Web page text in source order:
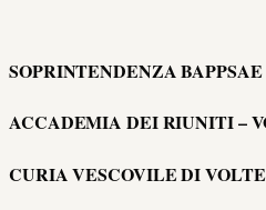
SOPRINTENDENZA BAPPSAE
ACCADEMIA DEI RIUNITI –
CURIA VESCOVILE DI